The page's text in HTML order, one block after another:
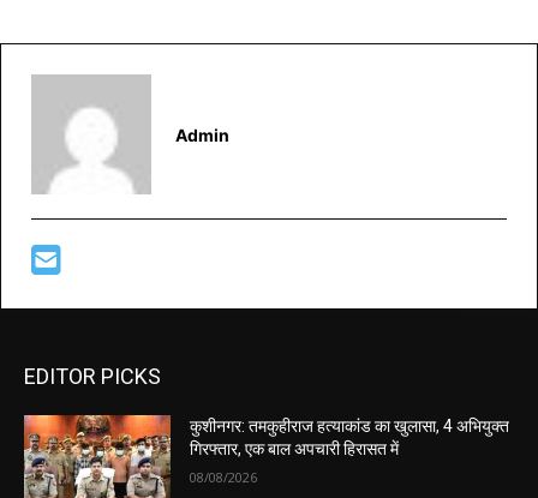
Admin
EDITOR PICKS
कुशीनगर: तमकुहीराज हत्याकांड का खुलासा, 4 अभियुक्त
गिरफ्तार, एक बाल अपचारी हिरासत में
08/08/2026